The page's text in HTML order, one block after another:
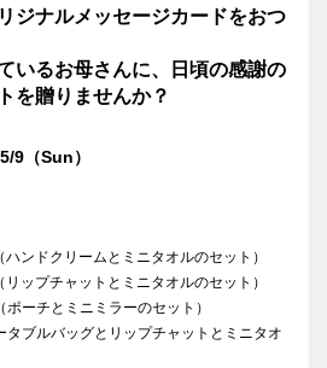
ジナルメッセージカードをおつ
いるお母さんに、日頃の感謝の
を贈りませんか？
5/9 （Sun）
ンドクリームとミニタオルのセット）
ップチャットとミニタオルのセット）
ポーチとミニミラーのセット）
タブルバッグとリップチャットとミニタオ